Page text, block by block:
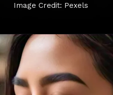
Image Credit: Pexels